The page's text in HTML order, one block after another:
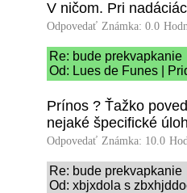
V ničom. Pri
Odpovedať Známka: 0.0
Re: bude prekvapkanie
Od: Lues de Funes |
Prínos ? Ťažko
nejaké špecifické
Odpovedať Známka: 10.0
Re: bude prekvapkanie
Od: xbjxdola s